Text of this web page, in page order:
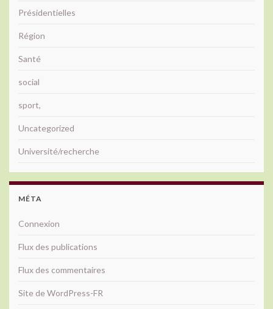
Présidentielles
Région
Santé
social
sport,
Uncategorized
Université/recherche
MÉTA
Connexion
Flux des publications
Flux des commentaires
Site de WordPress-FR